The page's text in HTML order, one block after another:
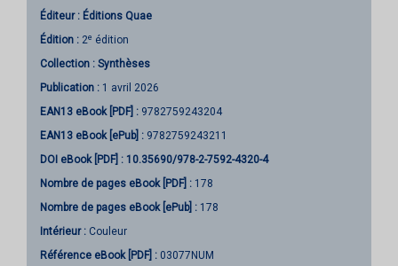
Éditeur : Éditions Quae
Édition : 2e édition
Collection : Synthèses
Publication : 1 avril 2026
EAN13 eBook [PDF] : 9782759243204
EAN13 eBook [ePub] : 9782759243211
DOI eBook [PDF] : 10.35690/978-2-7592-4320-4
Nombre de pages eBook [PDF] : 178
Nombre de pages eBook [ePub] : 178
Intérieur : Couleur
Référence eBook [PDF] : 03077NUM